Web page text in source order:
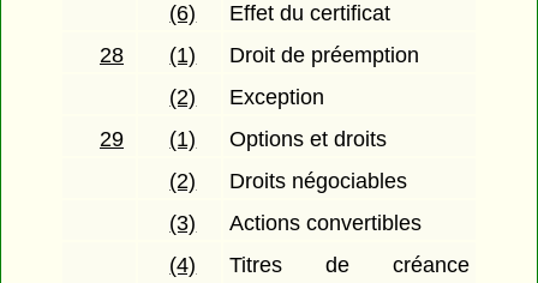
(6)
Effet du certificat
28
(1)
Droit de préemption
(2)
Exception
29
(1)
Options et droits
(2)
Droits négociables
(3)
Actions convertibles
(4)
Titres de créance